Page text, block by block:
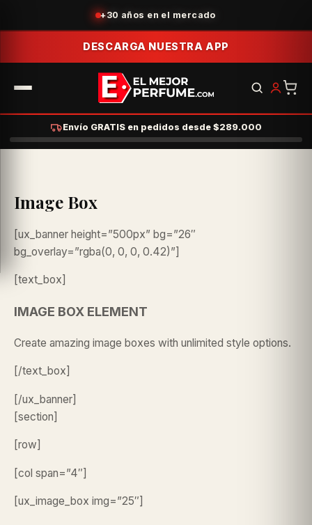
+30 años en el mercado
DESCARGA NUESTRA APP
Envío GRATIS en pedidos desde $289.000
Image Box
[ux_banner height=”500px” bg=”26″
bg_overlay=”rgba(0, 0, 0, 0.42)”]
[text_box]
IMAGE BOX ELEMENT
Create amazing image boxes with unlimited style options.
[/text_box]
[/ux_banner]
[section]
[row]
[col span=”4″]
[ux_image_box img=”25″]